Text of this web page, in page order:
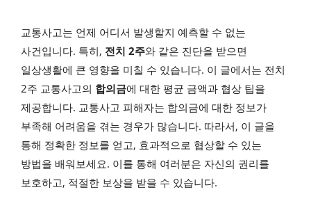
교통사고는 언제 어디서 발생할지 예측할 수 없는
사건입니다. 특히, 전치 2주와 같은 진단을 받으면
일상생활에 큰 영향을 미칠 수 있습니다. 이 글에서는 전치
2주 교통사고의 합의금에 대한 평균 금액과 협상 팁을
제공합니다. 교통사고 피해자는 합의금에 대한 정보가
부족해 어려움을 겪는 경우가 많습니다. 따라서, 이 글을
통해 정확한 정보를 얻고, 효과적으로 협상할 수 있는
방법을 배워보세요. 이를 통해 여러분은 자신의 권리를
보호하고, 적절한 보상을 받을 수 있습니다.